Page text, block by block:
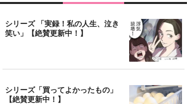
シリーズ 「実録！私の人生、泣き
笑い」【絶賛更新中！】
シリーズ「買ってよかったもの」
【絶賛更新中！】